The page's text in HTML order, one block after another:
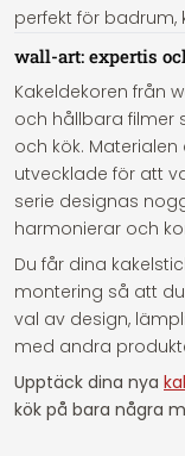
perfekt för badrum,
wall-art: expertis
Kakeldekoren från
och hållbara filmer
och kök.
utvecklade för att
serie designas
harmonierar och
Du får dina
montering så att
val av design,
med andra
Upptäck dina nya
kök på bara några